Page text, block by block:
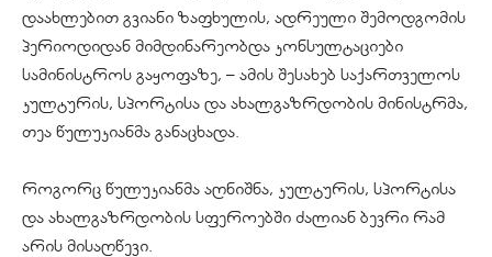
დაახლებით გვიანი ზაფხულის, ადრეული შემოდგომის
პერიოდიდან მიმდინარეობდა კონსულტაციები
სამინისტროს გაყოფაზე, – ამის შესახებ საქართველოს
კულტურის, სპორტისა და ახალგაზრდობის მინისტრმა,
თეა წულუკიანმა განაცხადა.
როგორც წულუკიანმა აღნიშნა, კულტურის, სპორტისა
და ახალგაზრდობის სფეროებში ძალიან ბევრი რამ
არის მისაღწევი.